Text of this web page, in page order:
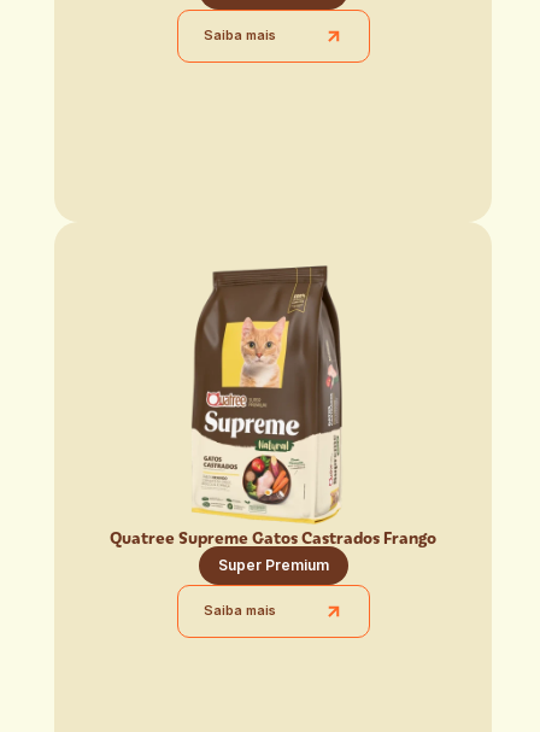
Saiba mais
Quatree Supreme Gatos Castrados Frango
Super Premium
Saiba mais